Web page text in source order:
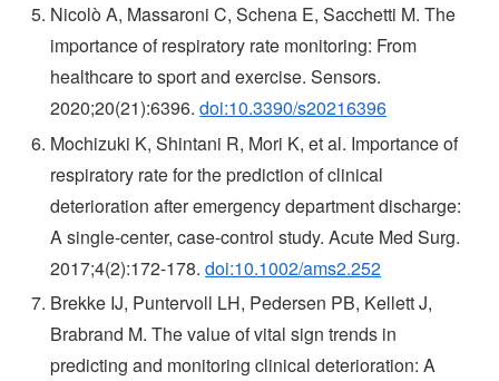
Nicolò A, Massaroni C, Schena E, Sacchetti M. The
importance of respiratory rate monitoring: From
healthcare to sport and exercise. Sensors.
2020;20(21):6396.doi:10.3390/s20216396
Mochizuki K, Shintani R, Mori K, et al. Importance of
respiratory rate for the prediction of clinical
deterioration after emergency department discharge:
A single-center, case-control study. Acute Med Surg.
2017;4(2):172-178.doi:10.1002/ams2.252
Brekke IJ, Puntervoll LH, Pedersen PB, Kellett J,
Brabrand M. The value of vital sign trends in
predicting and monitoring clinical deterioration: A